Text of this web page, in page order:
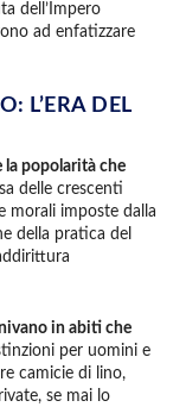
dell’Impero
ad enfatizzare
L’ERA DEL
la popolarità che
delle crescenti
morali imposte dalla
della pratica del
in abiti che
per uomini e
camicie di lino,
se mai lo